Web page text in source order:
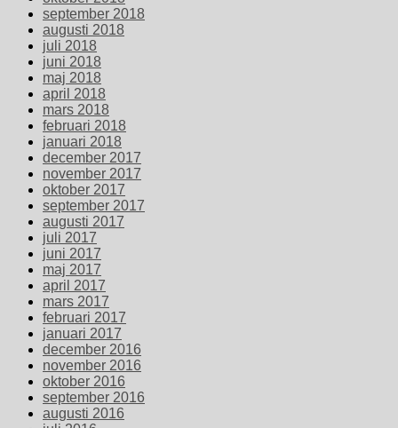
september 2018
augusti 2018
juli 2018
juni 2018
maj 2018
april 2018
mars 2018
februari 2018
januari 2018
december 2017
november 2017
oktober 2017
september 2017
augusti 2017
juli 2017
juni 2017
maj 2017
april 2017
mars 2017
februari 2017
januari 2017
december 2016
november 2016
oktober 2016
september 2016
augusti 2016